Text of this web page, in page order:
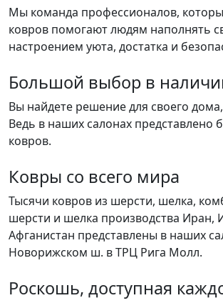
Мы команда профессионалов,
ковров помогают людям наполнять
настроением уюта, достатка и
Большой выбор в
Вы найдете решение для своего
Ведь в наших салонах представлено
ковров.
Ковры со всего мира
Тысячи ковров из шерсти, шелка,
шерсти и шелка производства Иран,
Афганистан представлены в наших
Новорижском ш. в ТРЦ Рига Молл.
Роскошь, доступная